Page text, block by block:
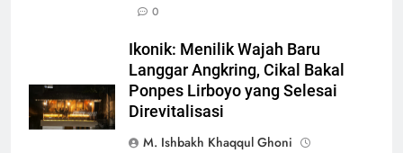
0
Ikonik: Menilik Wajah Baru
Langgar Angkring, Cikal Bakal
Ponpes Lirboyo yang Selesai
Direvitalisasi
M. Ishbakh Khaqqul Ghoni